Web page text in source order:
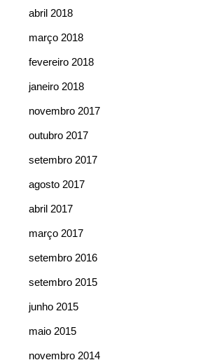
abril 2018
março 2018
fevereiro 2018
janeiro 2018
novembro 2017
outubro 2017
setembro 2017
agosto 2017
abril 2017
março 2017
setembro 2016
setembro 2015
junho 2015
maio 2015
novembro 2014